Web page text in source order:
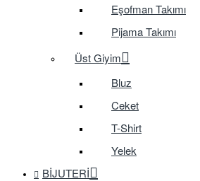
Eşofman Takımı
Pijama Takımı
Üst Giyim
Bluz
Ceket
T-Shirt
Yelek
BIJUTERI